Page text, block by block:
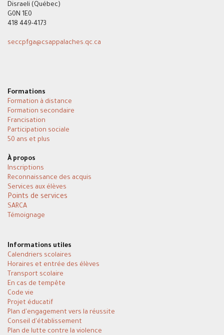
Disraeli (Québec)
G0N 1E0
418 449-4173
seccpfga@csappalaches.qc.ca
Formations
Formation à distance
Formation secondaire
Francisation
Participation sociale
50 ans et plus
À propos
Inscriptions
Reconnaissance des acquis
Services aux élèves
Points de services
SARCA
Témoignage
Informations utiles
Calendriers scolaires
Horaires et entrée des élèves
Transport scolaire
En cas de tempête
Code vie
Projet éducatif
Plan d'engagement vers la réussite
Conseil d'établissement
Plan de lutte contre la violence